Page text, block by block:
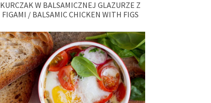
KURCZAK W BALSAMICZNEJ GLAZURZE Z
FIGAMI / BALSAMIC CHICKEN WITH FIGS